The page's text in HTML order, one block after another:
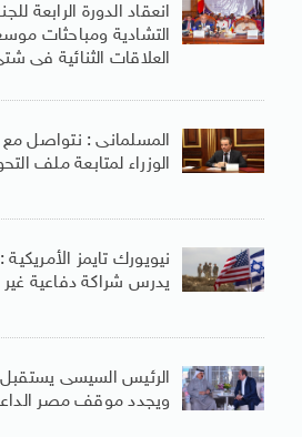
انعقاد الدورة الرابعة
التشادية ومباحثات
العلاقات الثنائية فى
المسلمانى : نتواصل مع
الوزراء لمتابعة ملف
نيويورك تايمز
يدرس شراكة دفاعية
الرئيس السيسى
ويجدد موقف مصر